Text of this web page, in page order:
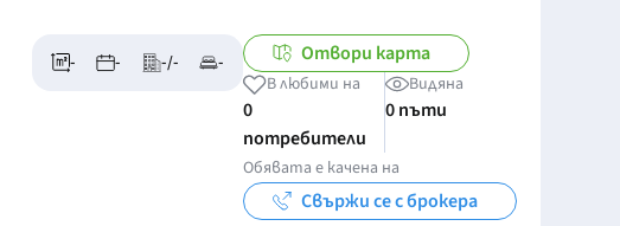
- - -/- - Отвори карта
В любими на
0
потребители
Видяна
0 пъти
Обявата е качена на
Свържи се с брокера